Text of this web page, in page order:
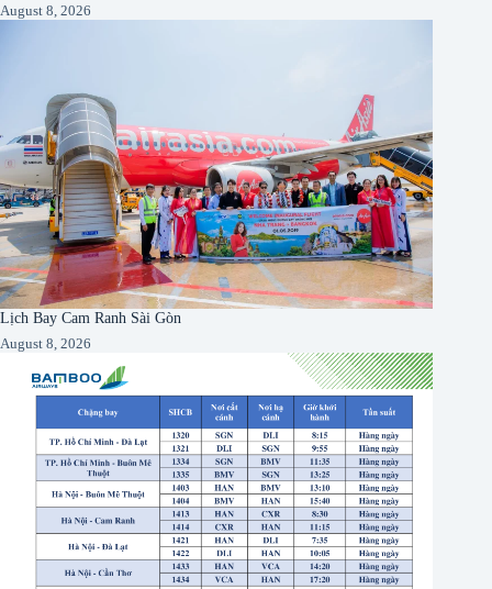
August 8, 2026
Lịch Bay Cam Ranh Sài Gòn
August 8, 2026